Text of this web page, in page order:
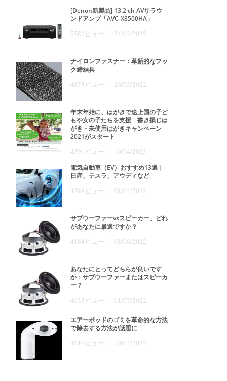
[Denon新製品] 13.2 ch AVサラウ
ンドアンプ「AVC-X8500HA」
5583ビュー | 24/03/2022
ナイロンファスナー：革新的なフッ
ク締結具
4873ビュー | 26/05/2022
年末年始に、はがきで途上国の子ど
もや女の子たちを支援 書き損じは
がき・未使用はがきキャンペーン
2021がスタート
4591ビュー | 10/04/2023
電気自動車（EV）おすすめ13選｜
日産、テスラ、アウディなど
4289ビュー | 08/04/2022
サブウーファーvsスピーカー、どれ
があなたに最適ですか？
4184ビュー | 08/06/2022
あなたにとってどちらが良いです
か：サブウーファーまたはスピーカ
ー？
4035ビュー | 01/07/2022
エアーポッドのゴミを革命的な方法
で除去する方法が話題に
4010ビュー | 10/04/2023